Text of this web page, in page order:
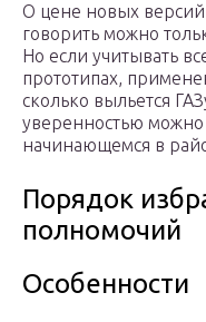
О цене новых версий
говорить можно
Но если учитывать
прототипах,
сколько выльется
уверенностью
начинающемся в
Порядок
полномочий
Особенности